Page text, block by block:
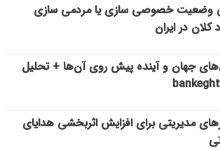
وضعیت خصوصی سازی یا مردمی سازی
کلان در ایران
جهان و آینده پیش روی آن‌ها + تحلیل
مدیریتی برای افزایش اثربخشی هدایای